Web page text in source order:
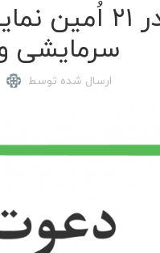
حضور گروه
سرمایشی
ارسال شده توسط